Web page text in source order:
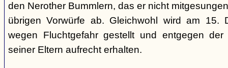
den Nerother Bummlern, das er nicht
übrigen Vorwürfe ab. Gleichwohl wird am 15.
wegen Fluchtgefahr gestellt und entgegen
seiner Eltern aufrecht erhalten.